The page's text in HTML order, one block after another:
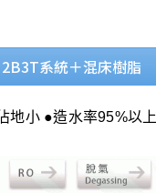
2B3T系統＋混床樹脂
地小 ●造水率95%以上